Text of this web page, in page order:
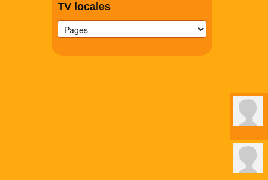
TV locales